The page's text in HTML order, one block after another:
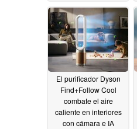
05/15/2026
El purificador Dyson
Find+Follow Cool
combate el aire
caliente en interiores
con cámara e IA